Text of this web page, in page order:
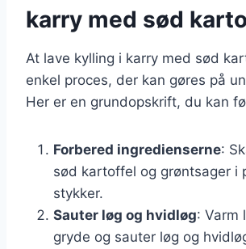
karry med sød
At lave kylling i karry med sød
enkel proces, der kan gøres på
Her er en grundopskrift, du kan
Forbered ingredienserne:
sød kartoffel og grøntsager i
stykker.
Sauter løg og hvidløg: Varm
gryde og sauter løg og